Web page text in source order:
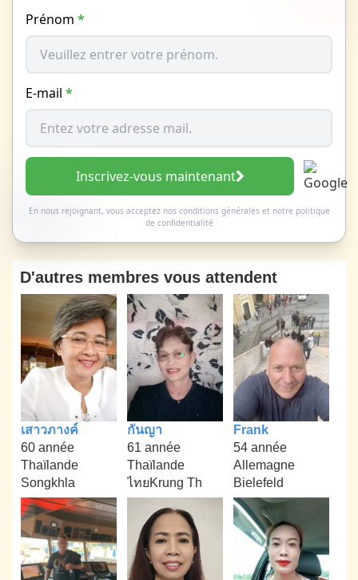
Prénom *
E-mail *
Inscrivez-vous maintenant
En nous rejoignant, vous acceptez nos conditions généraleset notre politique
de confidentialité
D'autres membres vous attendent
เสาวภางค์
60 année
Thaïlande
Songkhla
กันญา
61 année
Thaïlande
ไทยKrung Th
Frank
54 année
Allemagne
Bielefeld